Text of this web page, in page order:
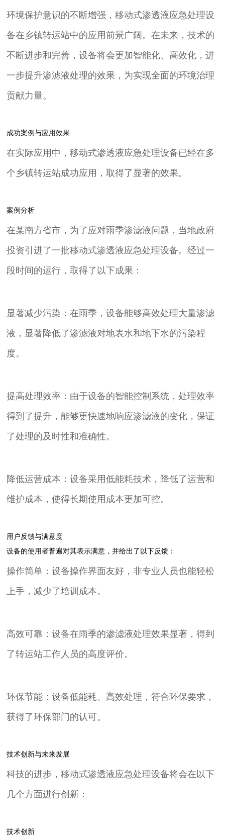
环境保护意识的不断增强，移动式渗透液应急处理设
备在乡镇转运站中的应用前景广阔。在未来，技术的
不断进步和完善，设备将会更加智能化、高效化，进
一步提升渗滤液处理的效果，为实现全面的环境治理
贡献力量。
成功案例与应用效果
在实际应用中，移动式渗透液应急处理设备已经在多
个乡镇转运站成功应用，取得了显著的效果。
案例分析
在某南方省市，为了应对雨季渗滤液问题，当地政府
投资引进了一批移动式渗透液应急处理设备。经过一
段时间的运行，取得了以下成果：
显著减少污染：在雨季，设备能够高效处理大量渗滤
液，显著降低了渗滤液对地表水和地下水的污染程
度。
提高处理效率：由于设备的智能控制系统，处理效率
得到了提升，能够更快速地响应渗滤液的变化，保证
了处理的及时性和准确性。
降低运营成本：设备采用低能耗技术，降低了运营和
维护成本，使得长期使用成本更加可控。
用户反馈与满意度
设备的使用者普遍对其表示满意，并给出了以下反馈：
操作简单：设备操作界面友好，非专业人员也能轻松
上手，减少了培训成本。
高效可靠：设备在雨季的渗滤液处理效果显著，得到
了转运站工作人员的高度评价。
环保节能：设备低能耗、高效处理，符合环保要求，
获得了环保部门的认可。
技术创新与未来发展
科技的进步，移动式渗透液应急处理设备将会在以下
几个方面进行创新：
技术创新